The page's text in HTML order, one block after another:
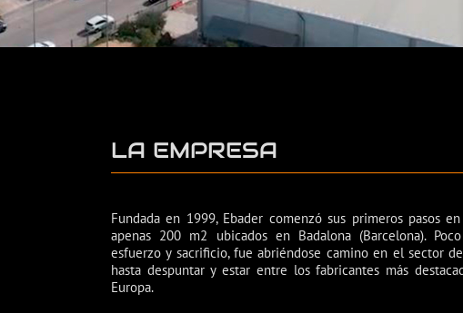
LA EMPRESA
Fundada en 1999, Ebader comenzó sus primeros pasos
apenas 200 m2 ubicados en Badalona (Barcelona).
esfuerzo y sacrificio, fue abriéndose camino en el sector
hasta despuntar y estar entre los fabricantes más
Europa.